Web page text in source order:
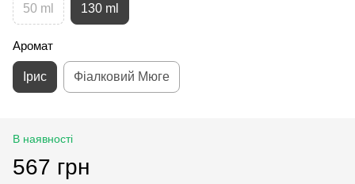
50 ml 130 ml
Аромат
Ірис Фіалковий Мюге
В наявності
567 грн